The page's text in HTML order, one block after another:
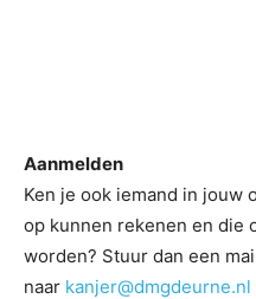
Aanmelden
Ken je ook iemand in jouw
op kunnen rekenen en die
worden? Stuur dan een
naar kanjer@dmgdeurne.nl